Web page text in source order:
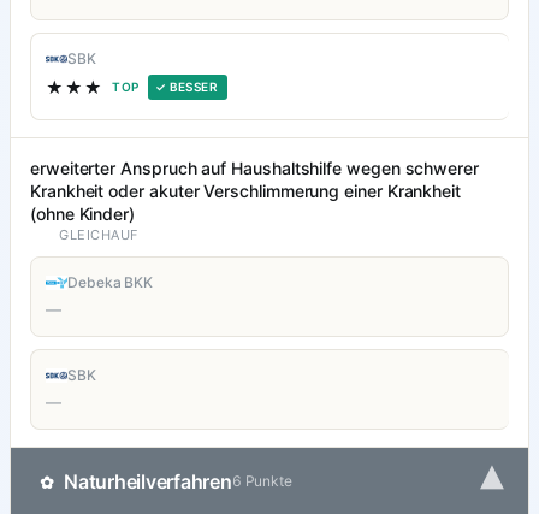
SBK
★★★ TOP ✓ BESSER
erweiterter Anspruch auf Haushaltshilfe wegen schwerer
Krankheit oder akuter Verschlimmerung einer Krankheit
(ohne Kinder)
GLEICHAUF
Debeka BKK
—
SBK
—
✿ Naturheilverfahren6 Punkte ▾